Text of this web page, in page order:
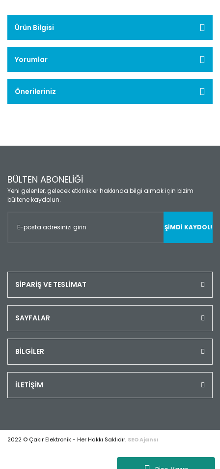
Ürün Bilgisi
Yorumlar
Önerileriniz
BÜLTEN ABONELİĞİ
Yeni gelenler, gelecek etkinlikler hakkında bilgi almak için bizim
bültene kaydolun.
ŞİMDİ KAYDOL!
SİPARİŞ VE TESLİMAT
SAYFALAR
BİLGİLER
İLETİŞİM
2022 © Çakır Elektronik - Her Hakkı Saklıdır. SEO Ajansı